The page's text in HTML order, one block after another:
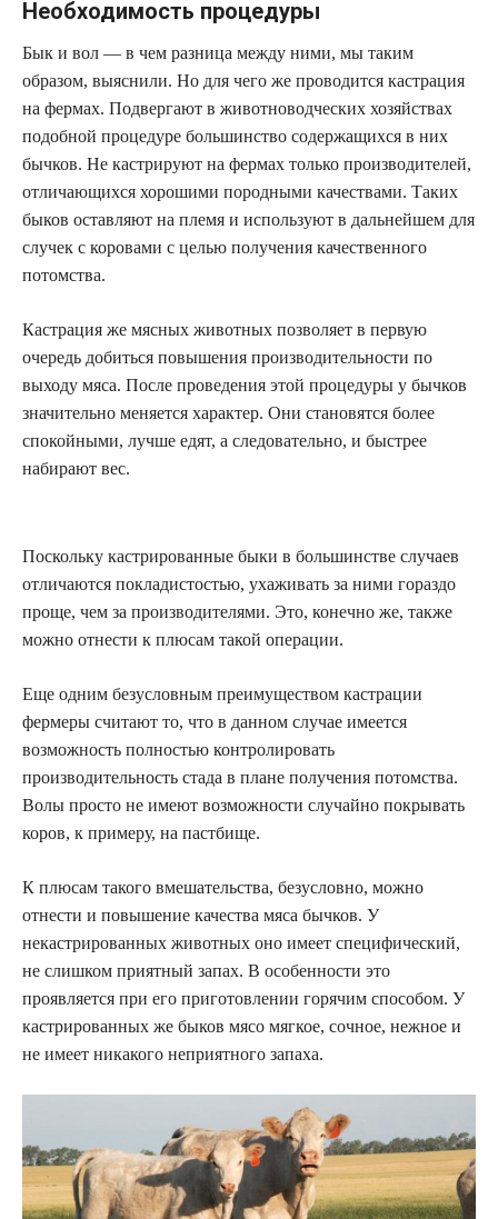
Необходимость процедуры
Бык и вол — в чем разница между ними, мы таким
образом, выяснили. Но для чего же проводится кастрация
на фермах. Подвергают в животноводческих хозяйствах
подобной процедуре большинство содержащихся в них
бычков. Не кастрируют на фермах только производителей,
отличающихся хорошими породными качествами. Таких
быков оставляют на племя и используют в дальнейшем для
случек с коровами с целью получения качественного
потомства.
Кастрация же мясных животных позволяет в первую
очередь добиться повышения производительности по
выходу мяса. После проведения этой процедуры у бычков
значительно меняется характер. Они становятся более
спокойными, лучше едят, а следовательно, и быстрее
набирают вес.
Поскольку кастрированные быки в большинстве случаев
отличаются покладистостью, ухаживать за ними гораздо
проще, чем за производителями. Это, конечно же, также
можно отнести к плюсам такой операции.
Еще одним безусловным преимуществом кастрации
фермеры считают то, что в данном случае имеется
возможность полностью контролировать
производительность стада в плане получения потомства.
Волы просто не имеют возможности случайно покрывать
коров, к примеру, на пастбище.
К плюсам такого вмешательства, безусловно, можно
отнести и повышение качества мяса бычков. У
некастрированных животных оно имеет специфический,
не слишком приятный запах. В особенности это
проявляется при его приготовлении горячим способом. У
кастрированных же быков мясо мягкое, сочное, нежное и
не имеет никакого неприятного запаха.